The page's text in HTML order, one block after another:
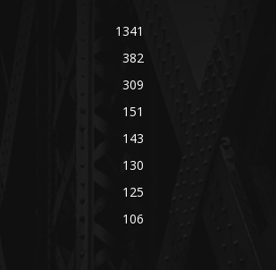
1341
382
309
151
143
130
125
106